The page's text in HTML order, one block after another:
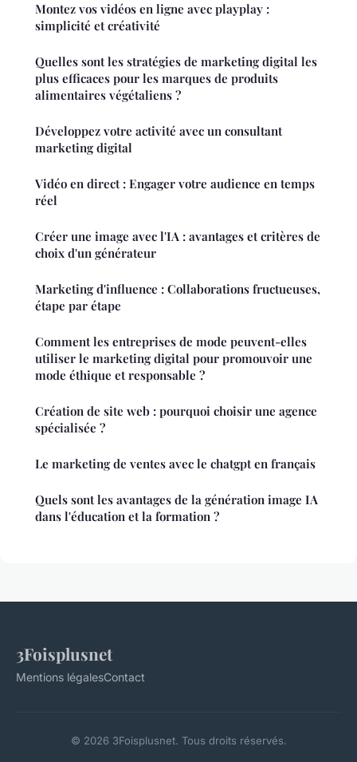
Montez vos vidéos en ligne avec playplay :
simplicité et créativité
Quelles sont les stratégies de marketing digital les
plus efficaces pour les marques de produits
alimentaires végétaliens ?
Développez votre activité avec un consultant
marketing digital
Vidéo en direct : Engager votre audience en temps
réel
Créer une image avec l'IA : avantages et critères de
choix d'un générateur
Marketing d'influence : Collaborations fructueuses,
étape par étape
Comment les entreprises de mode peuvent-elles
utiliser le marketing digital pour promouvoir une
mode éthique et responsable ?
Création de site web : pourquoi choisir une agence
spécialisée ?
Le marketing de ventes avec le chatgpt en français
Quels sont les avantages de la génération image IA
dans l'éducation et la formation ?
3Foisplusnet
Mentions légalesContact
© 2026 3Foisplusnet. Tous droits réservés.